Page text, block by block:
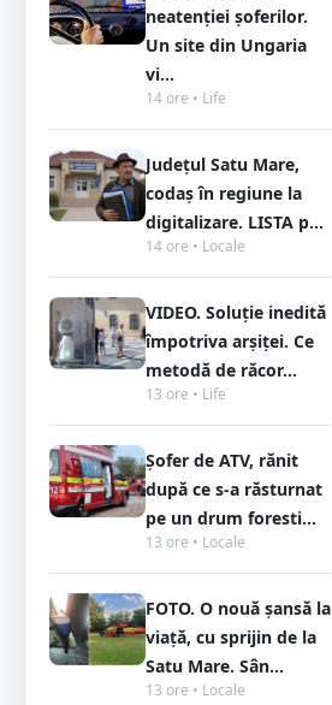
neatenției șoferilor.
Un site din Ungaria
vi...
14 ore • Life
Județul Satu Mare,
codaș în regiune la
digitalizare. LISTA p...
14 ore • Locale
VIDEO. Soluție inedită
împotriva arșiței. Ce
metodă de răcor...
13 ore • Life
Șofer de ATV, rănit
după ce s-a răsturnat
pe un drum foresti...
13 ore • Locale
FOTO. O nouă șansă la
viață, cu sprijin de la
Satu Mare. Sân...
13 ore • Locale